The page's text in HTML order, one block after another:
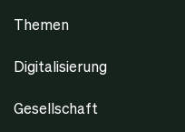
Themen
Digitalisierung
Gesellschaft